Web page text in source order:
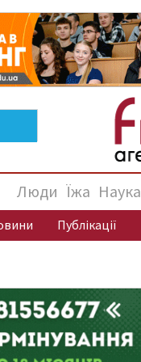
Люди Їжа Наука
Публікації